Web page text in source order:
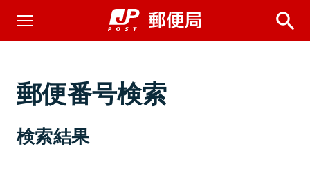
郵便番号検索
検索結果